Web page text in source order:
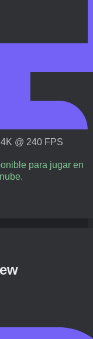
@ 240 FPS
para jugar en